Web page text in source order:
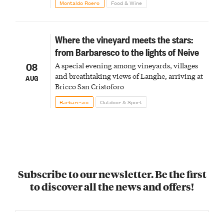
Montaldo Roero Food & Wine
08
AUG
Where the vineyard meets the stars:
from Barbaresco to the lights of Neive
A special evening among vineyards, villages
and breathtaking views of Langhe, arriving at
Bricco San Cristoforo
Barbaresco Outdoor & Sport
Subscribe to our newsletter. Be the first
to discover all the news and offers!